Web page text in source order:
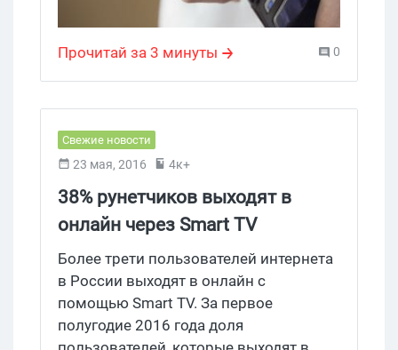
финансовые офферы. Ну если это
Прочитай за 3 минуты
0
Свежие новости
23 мая, 2016 4к+
38% рунетчиков выходят в
онлайн через Smart TV
Более трети пользователей интернета
в России выходят в онлайн с
помощью Smart TV. За первое
полугодие 2016 года доля